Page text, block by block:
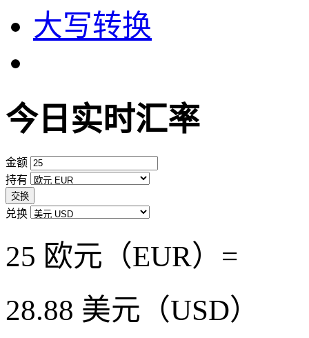
大写转换
今日实时汇率
金额
持有
交换
兑换
25 欧元（EUR）=
28.88 美元（USD）